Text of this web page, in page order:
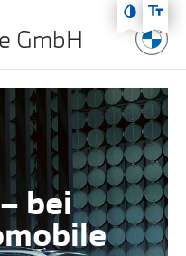
Zum Hauptmenü
Zum Inhalt
GmbH
bei